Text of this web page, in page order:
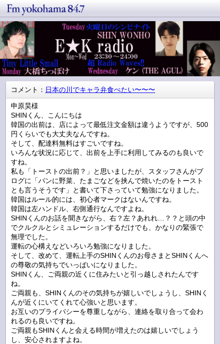
コメント： 日本の川でキャラ弁食べたい〜〜〜
申原昊様
SHINくん、こんにちは
韓国の出前は、店によって最低注文金額は違うようですが、500
円くらいでも大丈夫なんですね。
そして、配達料無料はすごいですね。
いろんな状況に応じて、出前を上手に利用してみるのも良いで
すね。
私も「トーストの出前？」と思いましたが、スタッフさんがブ
ログに「パンに野菜、たまごなどを挟んで焼いたのをトースト
とも言うそうです」と書いて下さっていて勉強になりました。
韓国はルール的には、初心者マークはないんですね。
韓国は左ハンドル、右側通行なんですよね。
SHINくんのお話を聞きながら、右？左？あれれ…？？と頭の中
でクルクルとシミュレーションするだけでも、かなりの緊張で
無理でした。
運転の心構えなどいろいろ勉強になりました。
そして、改めて、運転上手のSHINくんのお母さまとSHINくんへ
の尊敬の気持ちでいっぱいになりました。
SHINくん、ご両親の近くに住みたいと引っ越しされたんです
ね。
ご両親も、SHINくんのその気持ちが嬉しいでしょうし、SHINく
んが近くにいてくれて心強いと思います。
お互いのプライバシーを尊重しながら、連絡を取り合って会わ
れるのも良いですね。
ご両親もSHINくんと会える時間が増えたのは嬉しいでしょう
し、安心されますよね。